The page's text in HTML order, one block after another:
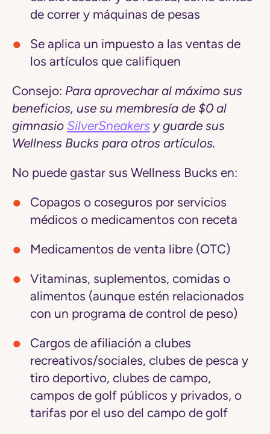
de correr y máquinas de pesas
Se aplica un impuesto a las ventas de
los artículos que califiquen
Consejo: Para aprovechar al máximo sus
beneficios, use su membresía de $0 al
gimnasio SilverSneakers y guarde sus
Wellness Bucks para otros artículos.
No puede gastar sus Wellness Bucks en:
Copagos o coseguros por servicios
médicos o medicamentos con receta
Medicamentos de venta libre (OTC)
Vitaminas, suplementos, comidas o
alimentos (aunque estén relacionados
con un programa de control de peso)
Cargos de afiliación a clubes
recreativos/sociales, clubes de pesca y
tiro deportivo, clubes de campo,
campos de golf públicos y privados, o
tarifas por el uso del campo de golf